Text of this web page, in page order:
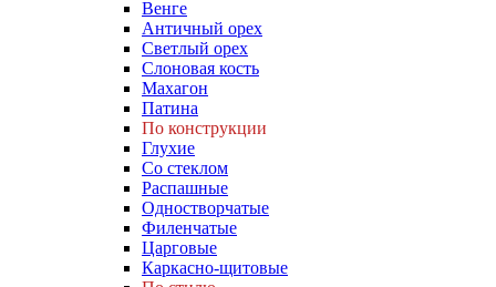
Венге
Античный орех
Светлый орех
Слоновая кость
Махагон
Патина
По конструкции
Глухие
Со стеклом
Распашные
Одностворчатые
Филенчатые
Царговые
Каркасно-щитовые